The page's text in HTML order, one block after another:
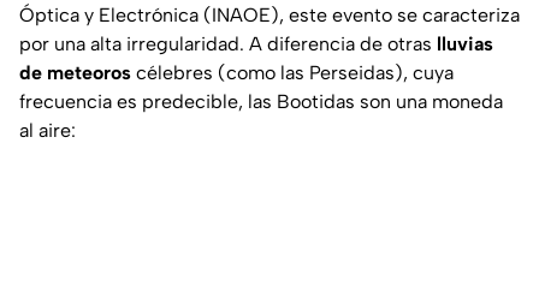
Óptica y Electrónica (INAOE), este evento se caracteriza
por una alta irregularidad. A diferencia de otras lluvias
de meteoros célebres (como las Perseidas), cuya
frecuencia es predecible, las Bootidas son una moneda
al aire: